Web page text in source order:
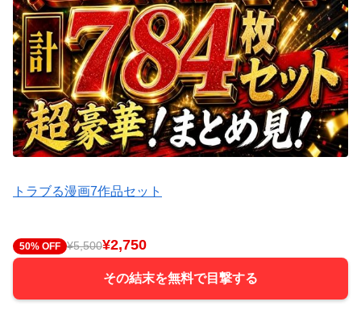
トラブる漫画7作品セット
50% OFF ¥5,500¥2,750
その結末を無料で目撃する